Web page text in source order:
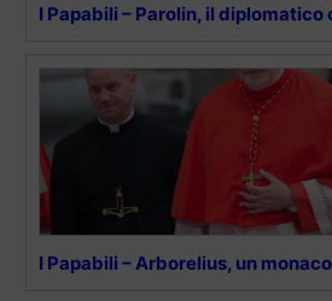
I Papabili – Parolin, il diplomatico
I Papabili – Arborelius, un